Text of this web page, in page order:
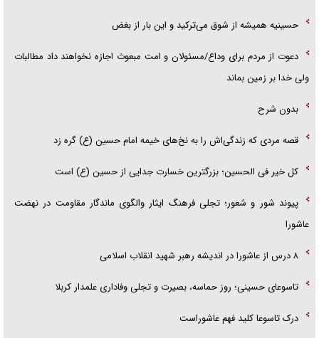
حسینیه همیشه از شوق می‌ترکید و این بار از بغض
دعوت از مردم برای وداع/مسئولان و امت مبعوث اجازه نخواهند داد مطالبات
ولی خدا بر زمین بماند
بدون شرح
قصه مردی که زندگی‌اش را به نخ‌های خیمه امام حسین (ع) گره زد
کل خیر فی الحسین؛ بزرگترین خسارت جدایی از حسین (ع) است
پیوند شور و شعور؛ تجلی فرهنگ ایثار والگوی ماندگار مقاومت در نهضت
عاشورا
۸ درس از عاشورا در اندیشه رهبر شهید انقلاب اسلامی
تاسوعای حسینی؛ روز حماسه، بصیرت و تجلی وفاداری علمدار کربلا
درک تاسوعا کلید فهم عاشوراست